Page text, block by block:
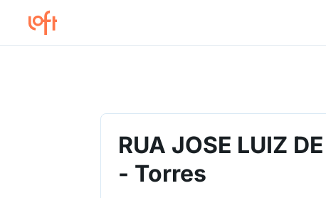
RUA JOSE LUIZ
- Torres